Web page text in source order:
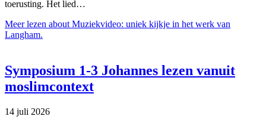
toerusting. Het lied…
Meer lezen about Muziekvideo: uniek kijkje in het werk van
Langham.
Symposium 1-3 Johannes lezen vanuit
moslimcontext
14 juli 2026